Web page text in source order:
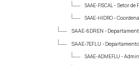
SAAE-FISCAL - Setor de
SAAE-HIDRO -
SAAE-6DREN -
SAAE-7EFLU -
SAAE-ADMEFLU -